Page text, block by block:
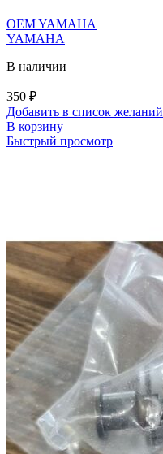
OEM YAMAHA
YAMAHA
В наличии
350 ₽
Добавить в список желаний
В корзину
Быстрый просмотр